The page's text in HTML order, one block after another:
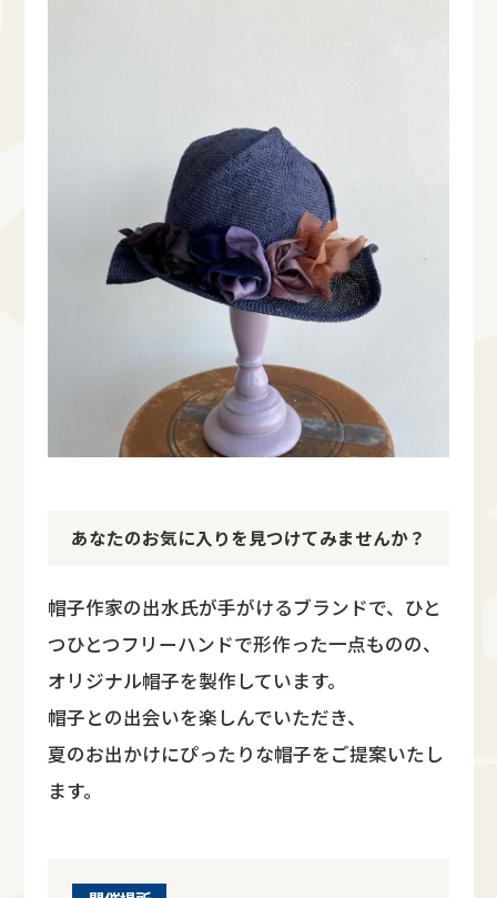
あなたのお気に入りを見つけてみませんか？
帽子作家の出水氏が手がけるブランドで、ひと
つひとつフリーハンドで形作った一点ものの、
オリジナル帽子を製作しています。
帽子との出会いを楽しんでいただき、
夏のお出かけにぴったりな帽子をご提案いたし
ます。